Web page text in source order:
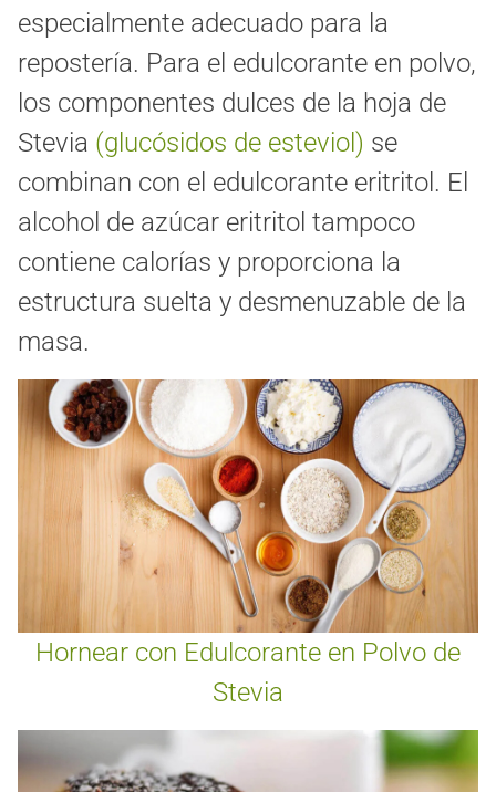
especialmente adecuado para la
repostería. Para el edulcorante en polvo,
los componentes dulces de la hoja de
Stevia (glucósidos de esteviol) se
combinan con el edulcorante eritritol. El
alcohol de azúcar eritritol tampoco
contiene calorías y proporciona la
estructura suelta y desmenuzable de la
masa.
Hornear con Edulcorante en Polvo de
Stevia